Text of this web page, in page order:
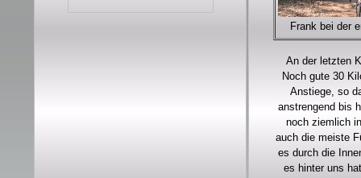
Frank bei der
An der letzten
Noch gute 30
Anstiege, so
anstrengend bis
noch ziemlich
auch die meiste
es durch die
es hinter uns